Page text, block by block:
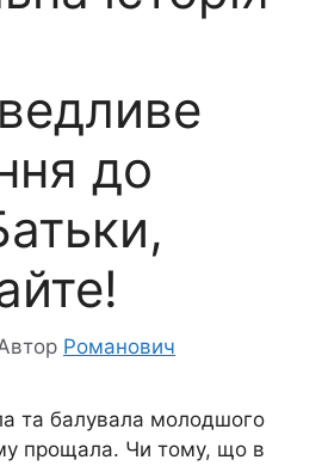
до
Романович
та балувала молодшого
прощала. Чи тому, що в